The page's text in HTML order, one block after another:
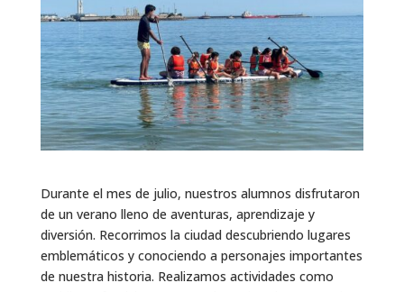
Durante el mes de julio, nuestros alumnos disfrutaron
de un verano lleno de aventuras, aprendizaje y
diversión. Recorrimos la ciudad descubriendo lugares
emblemáticos y conociendo a personajes importantes
de nuestra historia. Realizamos actividades como